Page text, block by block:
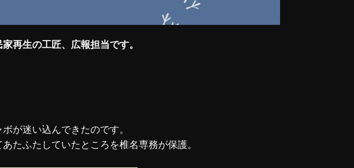
再生の工匠、広報担当です。
が迷い込んできたのです。
たふたしていたところを椎名専務が保護。